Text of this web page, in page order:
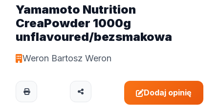
Yamamoto Nutrition
CreaPowder 1000g
unflavoured/bezsmakowa
Weron Bartosz Weron
Dodaj opinię